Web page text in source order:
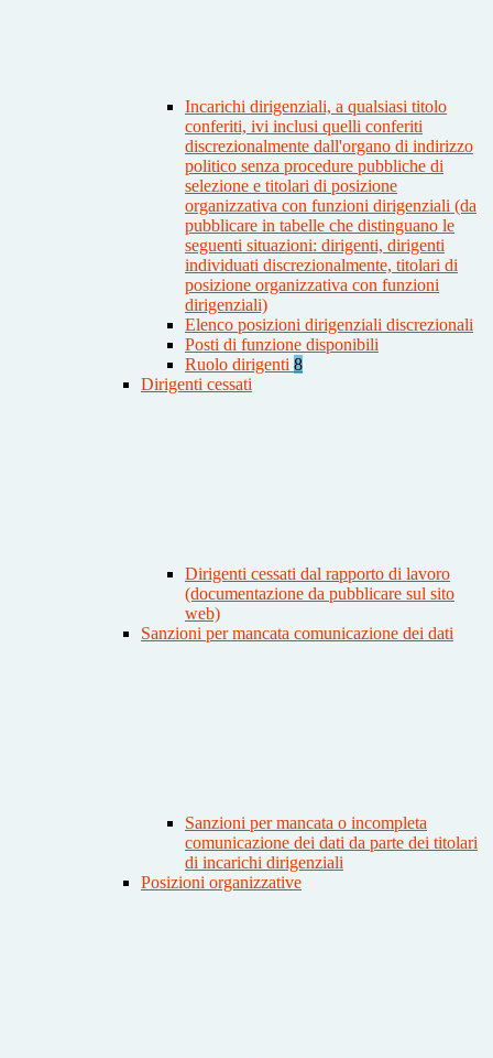
Incarichi dirigenziali, a qualsiasi titolo
conferiti, ivi inclusi quelli conferiti
discrezionalmente dall'organo di indirizzo
politico senza procedure pubbliche di
selezione e titolari di posizione
organizzativa con funzioni dirigenziali (da
pubblicare in tabelle che distinguano le
seguenti situazioni: dirigenti, dirigenti
individuati discrezionalmente, titolari di
posizione organizzativa con funzioni
dirigenziali)
Elenco posizioni dirigenziali discrezionali
Posti di funzione disponibili
Ruolo dirigenti 8
Dirigenti cessati
Dirigenti cessati dal rapporto di lavoro
(documentazione da pubblicare sul sito
web)
Sanzioni per mancata comunicazione dei dati
Sanzioni per mancata o incompleta
comunicazione dei dati da parte dei titolari
di incarichi dirigenziali
Posizioni organizzative